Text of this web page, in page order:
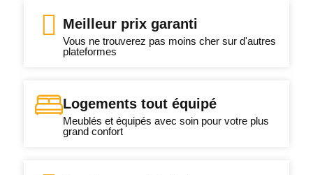
Meilleur prix garanti
Vous ne trouverez pas moins cher sur d'autres
plateformes
Logements tout équipé
Meublés et équipés avec soin pour votre plus
grand confort